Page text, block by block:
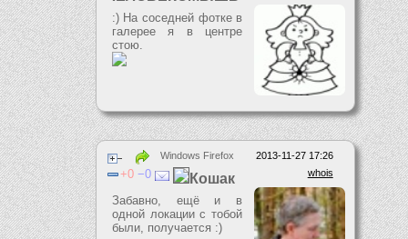
:) На соседней фотке в
галерее я в центре
стою.
2013-11-27 17:26
Windows Firefox
whois
0 0 Кошак
Забавно, ещё и в
одной локации с тобой
были, получается :)